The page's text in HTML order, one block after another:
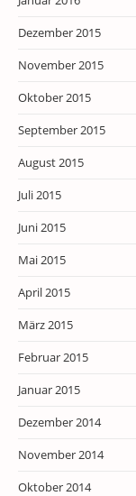
Dezember 2015
November 2015
Oktober 2015
September 2015
August 2015
Juli 2015
Juni 2015
Mai 2015
April 2015
März 2015
Februar 2015
Januar 2015
Dezember 2014
November 2014
Oktober 2014